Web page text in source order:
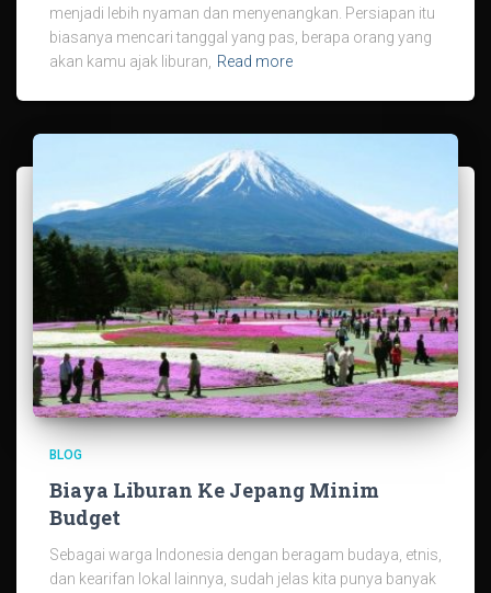
menjadi lebih nyaman dan menyenangkan. Persiapan itu
biasanya mencari tanggal yang pas, berapa orang yang
akan kamu ajak liburan, Read more
BLOG
Biaya Liburan Ke Jepang Minim
Budget
Sebagai warga Indonesia dengan beragam budaya, etnis,
dan kearifan lokal lainnya, sudah jelas kita punya banyak